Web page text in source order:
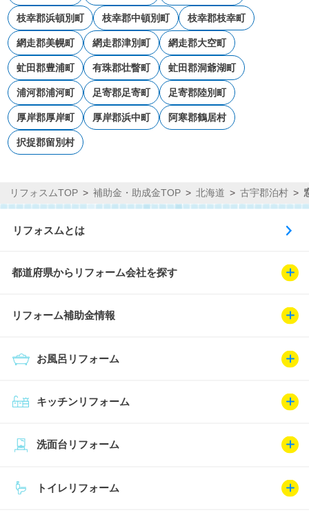
枝幸郡浜頓別町 枝幸郡中頓別町 枝幸郡枝幸町
網走郡美幌町 網走郡津別町 網走郡大空町
虻田郡豊浦町 有珠郡壮瞥町 虻田郡洞爺湖町
浦河郡浦河町 足寄郡足寄町 足寄郡陸別町
厚岸郡厚岸町 厚岸郡浜中町 阿寒郡鶴居村
択捉郡留別村
リフォスムTOP 補助金・助成金TOP 北海道 古宇郡泊村
リフォスムとは
都道府県からリフォーム会社を探す
リフォーム補助金情報
キッチンリフォーム
お風呂リフォーム
トイレリフォーム
洗面台リフォーム